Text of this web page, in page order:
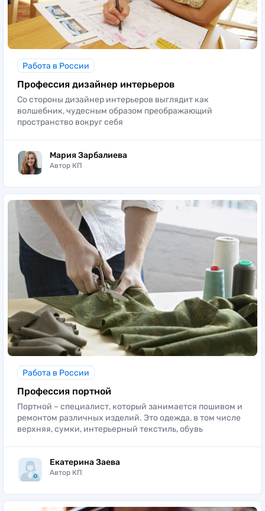
Работа в России
Профессия дизайнер интерьеров
Со стороны дизайнер интерьеров выглядит как
волшебник, чудесным образом преображающий
пространство вокруг себя
Мария Зарбалиева
Автор КП
Работа в России
Профессия портной
Портной – специалист, который занимается пошивом и
ремонтом различных изделий. Это одежда, в том числе
верхняя, сумки, интерьерный текстиль, обувь
Екатерина Заева
Автор КП